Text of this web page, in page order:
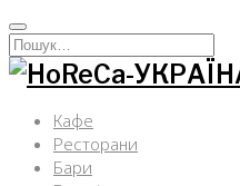
Перейти
к
содержимому
Искать:
Кафе
Ресторани
Бари